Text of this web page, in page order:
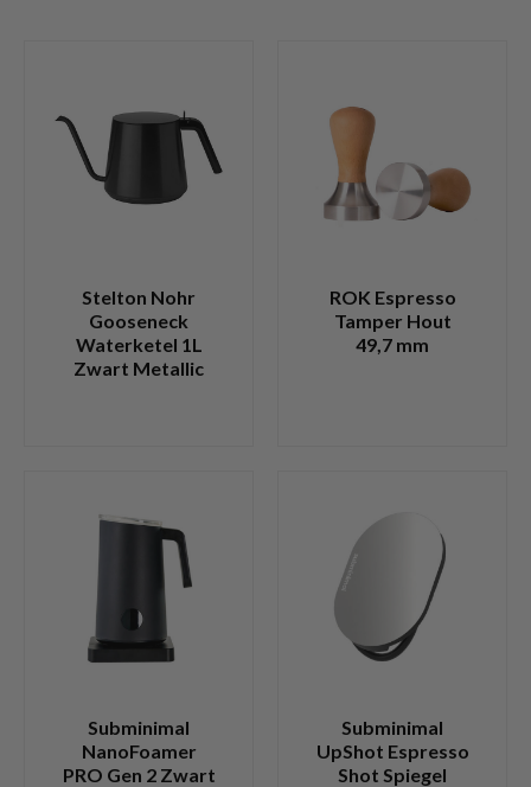
Stelton Nohr
Gooseneck
Waterketel 1L
Zwart Metallic
ROK Espresso
Tamper Hout
49,7 mm
Subminimal
NanoFoamer
PRO Gen 2 Zwart
Subminimal
UpShot Espresso
Shot Spiegel